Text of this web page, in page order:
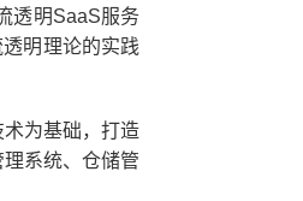
透明SaaS服务
明理论的实践
为基础，打造
系统、仓储管